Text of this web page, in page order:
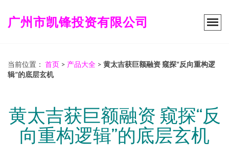
广州市凯锋投资有限公司
当前位置： 首页 > 产品大全 > 黄太吉获巨额融资 窥探“反向重构逻
辑”的底层玄机
黄太吉获巨额融资 窥探“反
向重构逻辑”的底层玄机